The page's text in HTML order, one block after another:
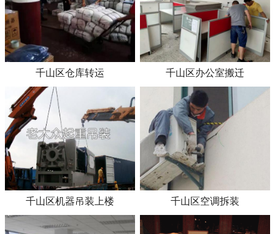
千山区仓库转运 千山区办公室搬迁
千山区机器吊装上楼 千山区空调拆装